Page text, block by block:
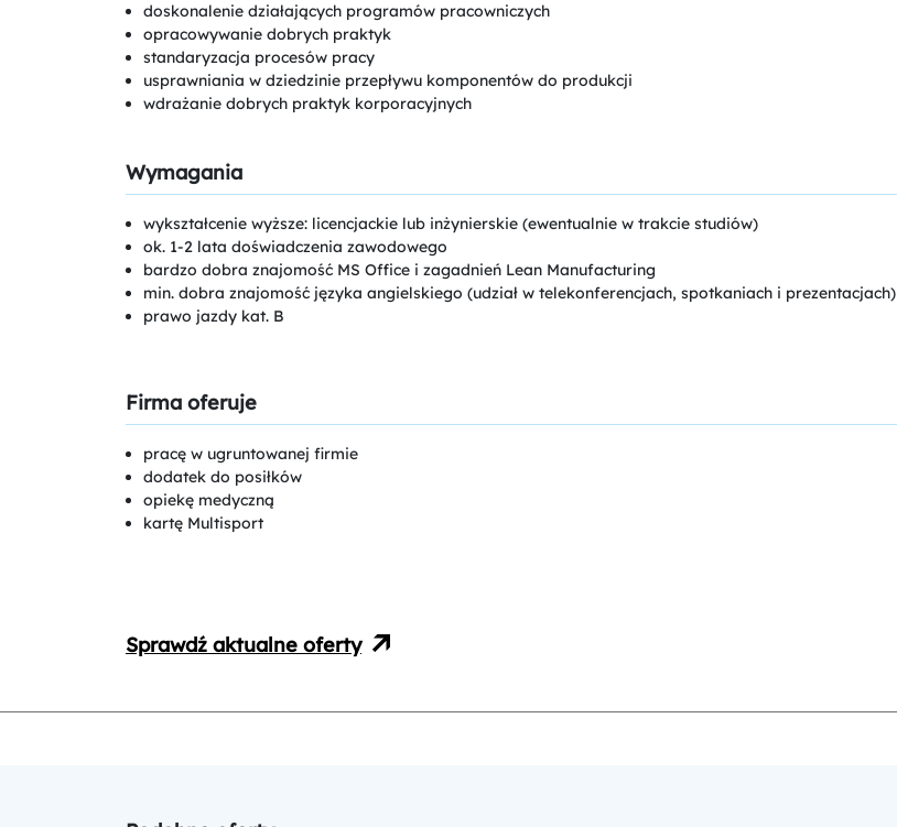
doskonalenie działających programów pracowniczych
opracowywanie dobrych praktyk
standaryzacja procesów pracy
usprawniania w dziedzinie przepływu komponentów do produkcji
wdrażanie dobrych praktyk korporacyjnych
Wymagania
wykształcenie wyższe: licencjackie lub inżynierskie (ewentualnie w trakcie studiów)
ok. 1-2 lata doświadczenia zawodowego
bardzo dobra znajomość MS Office i zagadnień Lean Manufacturing
min. dobra znajomość języka angielskiego (udział w telekonferencjach, spotkaniach i prezentacjach)
prawo jazdy kat. B
Firma oferuje
pracę w ugruntowanej firmie
dodatek do posiłków
opiekę medyczną
kartę Multisport
Sprawdź aktualne oferty